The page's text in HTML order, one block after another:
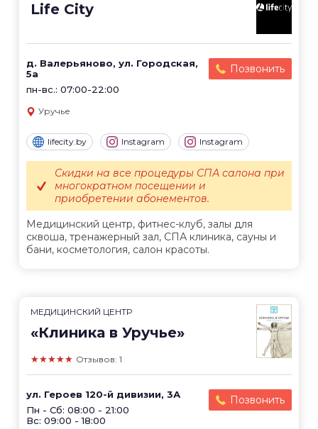
Life City
д. Валерьяново, ул. Городская,
5а
пн-вс.: 07:00-22:00
Позвонить
Уручье
lifecity.by Instagram Instagram
Медицинский центр, фитнес-клуб, залы для
сквоша, тренажерный зал, СПА клиника, сауны и
бани, косметология, салон красоты.
Скидки на все процедуры СПА салона при
многократном посещении и
приобретении абонементов.
МЕДИЦИНСКИЙ ЦЕНТР
«Клиника в Уручье»
★★★★★ Отзывов: 1
ул. Героев 120-й дивизии, 3А
Пн - Сб: 08:00 - 21:00
Вс: 09:00 - 18:00
Позвонить